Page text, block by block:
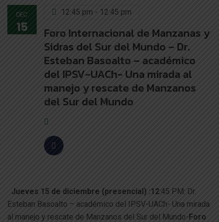
DEC
15
12:45 pm - 12:45 pm
Foro Internacional de Manzanas y
Sidras del Sur del Mundo – Dr.
Esteban Basoalto – académico
del IPSV-UACh- Una mirada al
manejo y rescate de Manzanos
del Sur del Mundo
Jueves 15 de diciembre (presencial) :12:45 PM: Dr.
Esteban Basoalto – académico del IPSV-UACh- Una mirada
al manejo y rescate de Manzanos del Sur del Mundo-Foro